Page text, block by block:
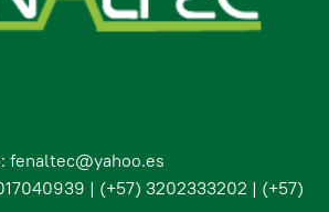
fenaltec@yahoo.es
| (+57) 3202333202 | (+57)